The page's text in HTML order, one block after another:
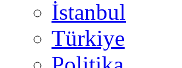
İstanbul
Türkiye